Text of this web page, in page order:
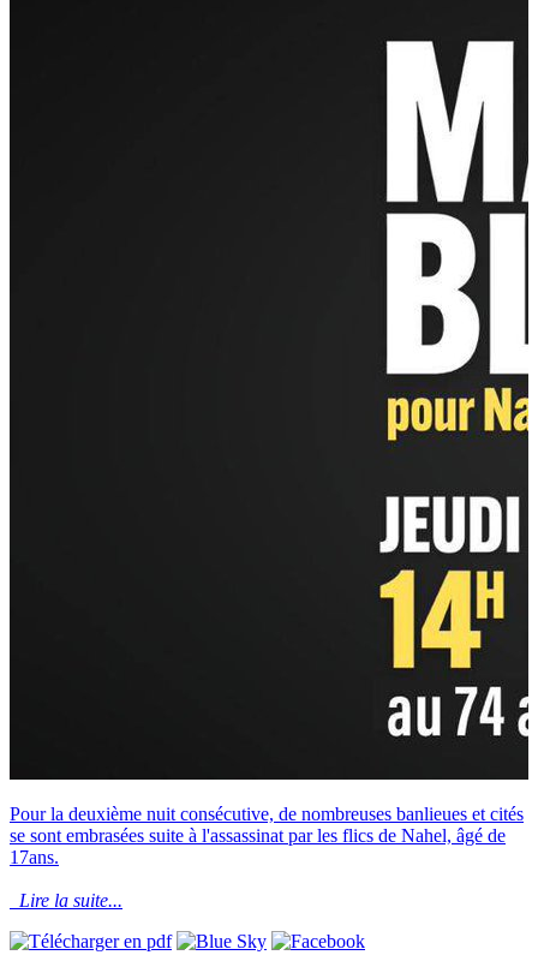
Pour la deuxième nuit consécutive, de nombreuses banlieues et cités
se sont embrasées suite à l'assassinat par les flics de Nahel, âgé de
17ans.
Lire la suite...